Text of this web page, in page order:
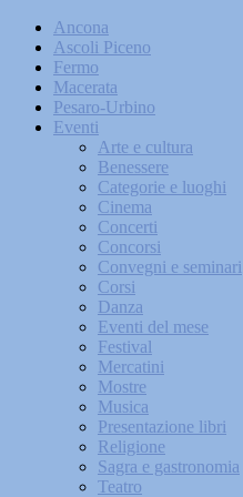
Ancona
Ascoli Piceno
Fermo
Macerata
Pesaro-Urbino
Eventi
Arte e cultura
Benessere
Categorie e luoghi
Cinema
Concerti
Concorsi
Convegni e seminari
Corsi
Danza
Eventi del mese
Festival
Mercatini
Mostre
Musica
Presentazione libri
Religione
Sagra e gastronomia
Teatro